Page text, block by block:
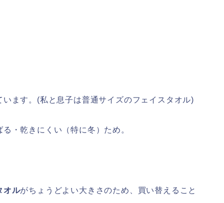
います。(私と息子は普通サイズのフェイスタオル)
・乾きにくい（特に冬）ため。
オルがちょうどよい大きさのため、買い替えること